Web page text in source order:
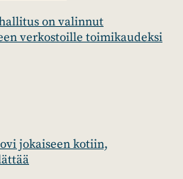
on valinnut
verkostoille toimikaudeksi
jokaiseen kotiin,